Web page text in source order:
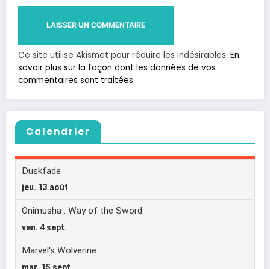
Ce site utilise Akismet pour réduire les indésirables. En
savoir plus sur la façon dont les données de vos
commentaires sont traitées.
Calendrier